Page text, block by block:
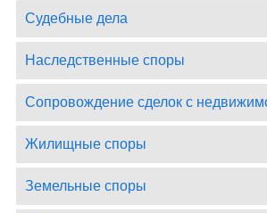
Судебные дела
Наследственные споры
Сопровождение сделок с
Жилищные споры
Земельные споры